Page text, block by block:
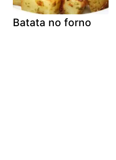
Batata no forno